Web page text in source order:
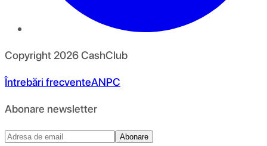
Copyright 2026CashClub
Întrebări frecventeANPC
Abonare newsletter
Abonare